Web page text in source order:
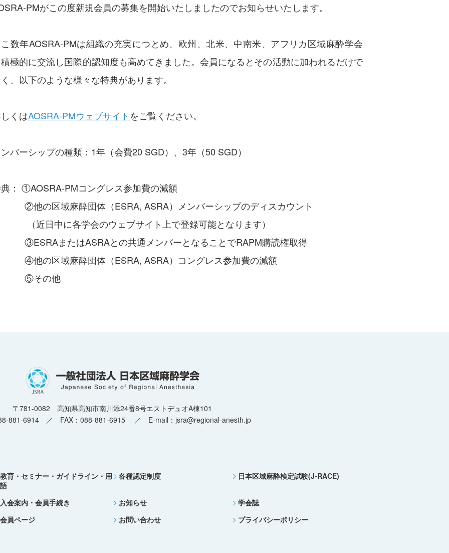
PMがこの度新規会員の募集を開始いたしましたのでお知らせいたします。
数年AOSRA-PMは組織の充実につとめ、欧州、北米、中南米、アフリカ区域麻酔学会
極的に交流し国際的認知度も高めてきました。会員になるとその活動に加われるだけで
、以下のような様々な特典があります。
くはAOSRA-PMウェブサイト をご覧ください。
バーシップの種類：1年（会費20 SGD）、3年（50 SGD）
： ①AOSRA-PMコングレス参加費の減額
の区域麻酔団体（ESRA, ASRA）メンバーシップのディスカウント
日中に各学会のウェブサイト上で登録可能となります）
またはASRAとの共通メンバーとなることでRAPM購読権取得
の区域麻酔団体（ESRA, ASRA）コングレス参加費の減額
その他
〒781-0082 高知県高知市南川添24番8号エストデュオA棟101
881-6914 ／ FAX：088-881-6915
／ E-mail：jsra@regional-anesth.jp
教育・セミナー・ガイドライン・用
語
各種認定制度 日本区域麻酔検定試験(J-RACE)
入会案内・会員手続き お知らせ
学会誌
会員ページ
お問い合わせ プライバシーポリシー